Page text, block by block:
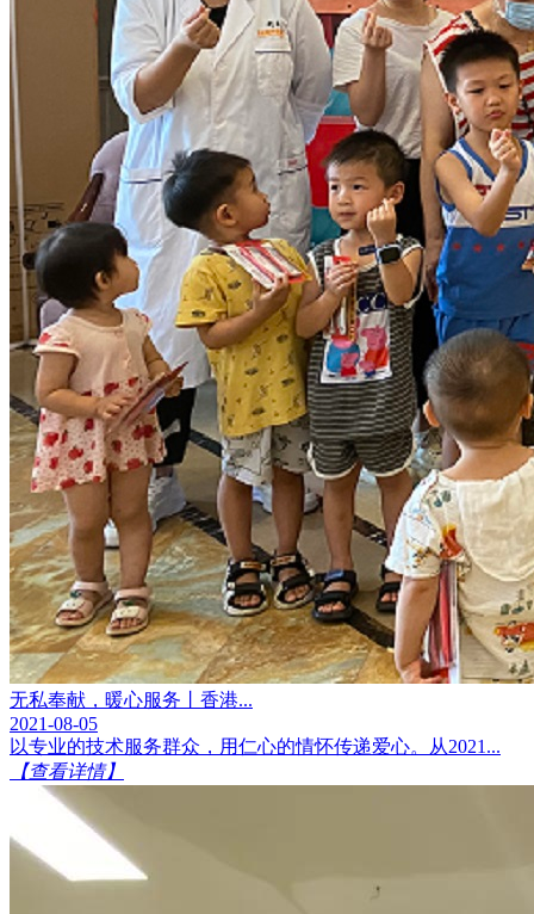
无私奉献，暖心服务丨香港...
2021-08-05
以专业的技术服务群众，用仁心的情怀传递爱心。从2021...
【查看详情】